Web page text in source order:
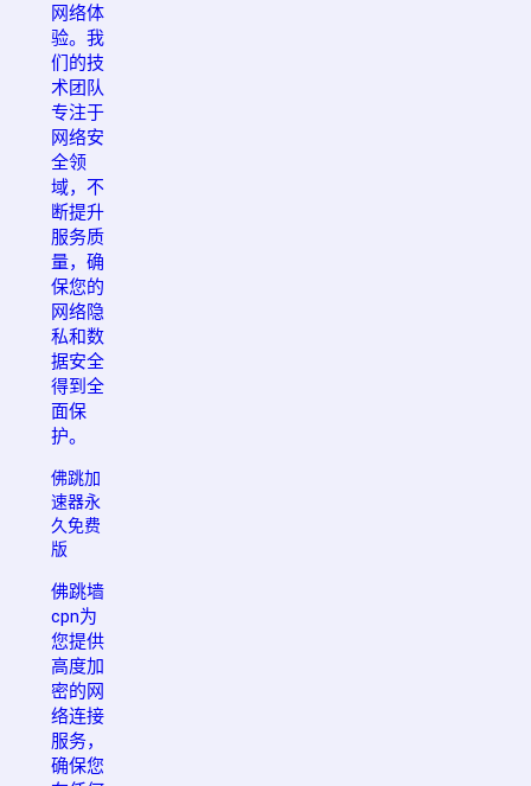
网络体
验。我
们的技
术团队
专注于
网络安
全领
域，不
断提升
服务质
量，确
保您的
网络隐
私和数
据安全
得到全
面保
护。
佛跳加
速器永
久免费
版
佛跳墙
cpn为
您提供
高度加
密的网
络连接
服务，
确保您